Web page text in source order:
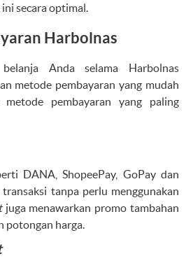
secara optimal.
Harbolnas
Anda selama Harbolnas
metode pembayaran yang mudah
pembayaran yang paling
DANA, ShopeePay, GoPay dan
tanpa perlu menggunakan
juga menawarkan promo tambahan
potongan harga.